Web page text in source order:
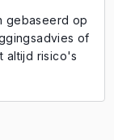
gebaseerd op
of
altijd risico's